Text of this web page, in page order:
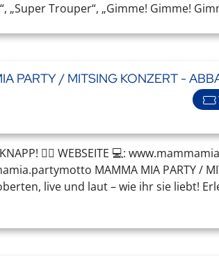
„Super Trouper“, „Gimme! Gimme!
PARTY / MITSING KONZERT -
👉🏼 WEBSEITE 💻:
MAMMA MIA PARTY /
live und laut – wie ihr sie liebt!